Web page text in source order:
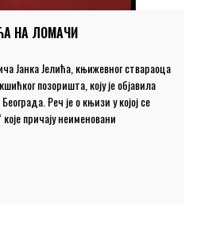
НА ЛОМАЧИ
Јанка Јелића, књижевног ствараоца
позоришта, коју је објавила
Реч је о књизи у којој се
причају неименовани
у првом лицу и појављују се у
њиховим причама даје
у правцу једног
се састоји у људскости која се